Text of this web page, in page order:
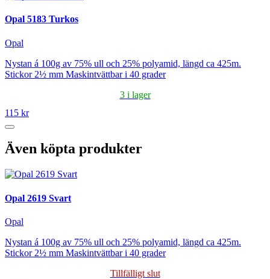
Opal 5183 Turkos
Opal
Nystan á 100g av 75% ull och 25% polyamid, längd ca 425m.
Stickor 2½ mm Maskintvättbar i 40 grader
3 i lager
115 kr
Även köpta produkter
Opal 2619 Svart
Opal
Nystan á 100g av 75% ull och 25% polyamid, längd ca 425m.
Stickor 2½ mm Maskintvättbar i 40 grader
Tillfälligt slut